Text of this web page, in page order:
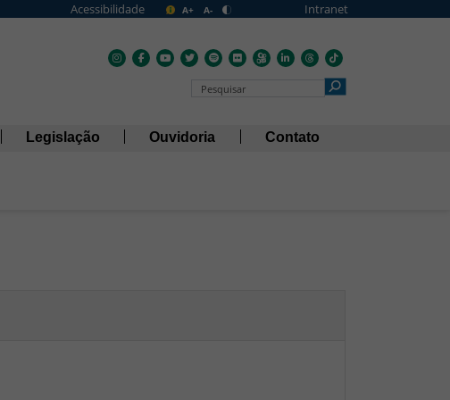
Acessibilidade A+ A- Intranet
Pesquisar no Portal
Legislação Ouvidoria Contato